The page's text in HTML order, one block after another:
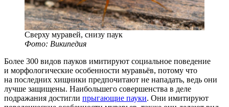
Сверху муравей, снизу паук
Фото: Википедия
Более 300 видов пауков имитируют социальное поведение
и морфологические особенности муравьёв, потому что
на последних хищники предпочитают не нападать, ведь они
лучше защищены. Наибольшего совершенства в деле
подражания достигли прыгающие пауки. Они имитируют